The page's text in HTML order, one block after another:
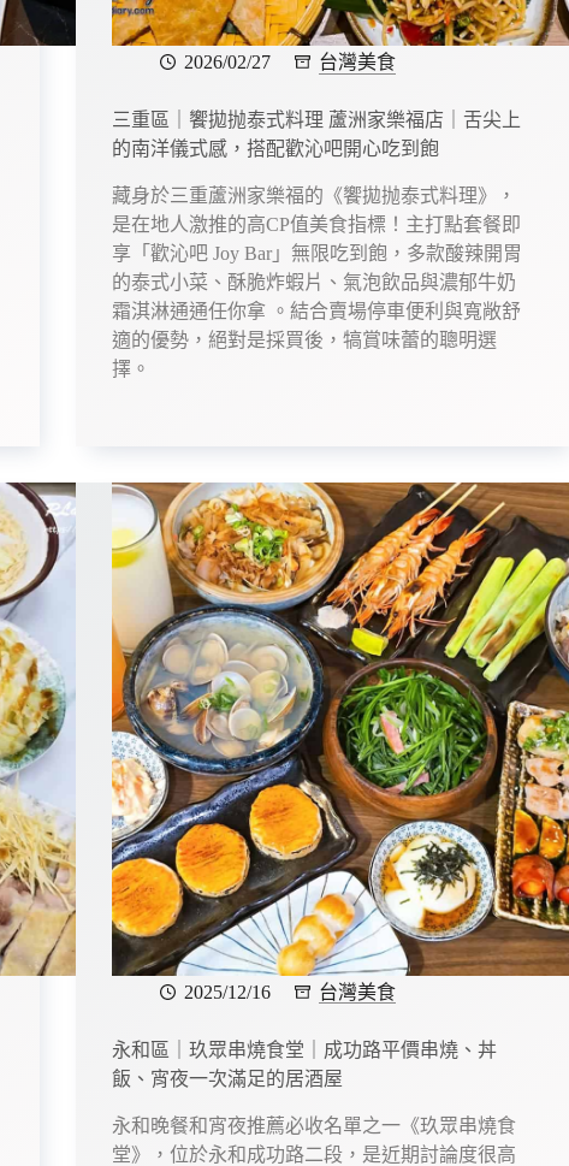
2026/02/27 台灣美食
三重區｜饗拋抛泰式料理 蘆洲家樂福店｜舌尖上
的南洋儀式感，搭配歡沁吧開心吃到飽
藏身於三重蘆洲家樂福的《饗拋抛泰式料理》，
是在地人激推的高CP值美食指標！主打點套餐即
享「歡沁吧 Joy Bar」無限吃到飽，多款酸辣開胃
的泰式小菜、酥脆炸蝦片、氣泡飲品與濃郁牛奶
霜淇淋通通任你拿 。結合賣場停車便利與寬敞舒
適的優勢，絕對是採買後，犒賞味蕾的聰明選
擇。
2025/12/16 台灣美食
永和區｜玖眾串燒食堂｜成功路平價串燒、丼
飯、宵夜一次滿足的居酒屋
永和晚餐和宵夜推薦必收名單之一《玖眾串燒食
堂》，位於永和成功路二段，是近期討論度很高